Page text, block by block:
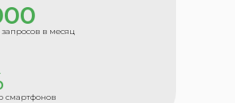
в месяц
смартфонов